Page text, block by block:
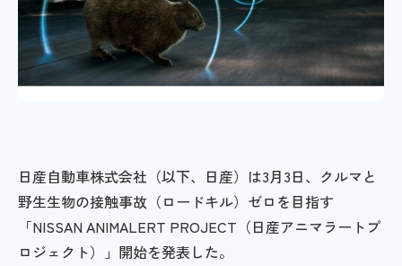
日産自動車株式会社（以下、日産）は3月3日、クルマと
野生生物の接触事故（ロードキル）ゼロを目指す
「NISSAN ANIMALERT PROJECT（日産アニマラートプ
ロジェクト）」開始を発表した。